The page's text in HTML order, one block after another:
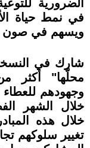
الضرورية
في نمط حياة
ويسهم في صون
شارك في
وجهودهم
خلال الشهر
خلال هذه
تغيير سلوكهم